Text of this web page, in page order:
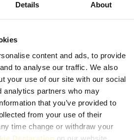
Details About
content and ads, to provide
to analyse our traffic. We also
your use of our site with our social
analytics partners who may
that you’ve provided to
from your use of their
time change or withdraw your
Declaration on our website.
animé le soir. Comptoir pour une
s'attarder et équipe prête à conseiller
accords vin‑petites assiettes plutôt que